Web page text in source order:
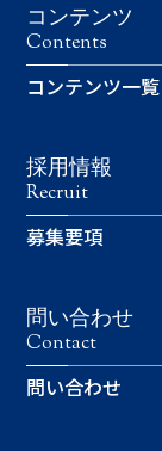
コンテンツ
Contents
コンテンツ一覧
採用情報
Recruit
募集要項
問い合わせ
Contact
問い合わせ